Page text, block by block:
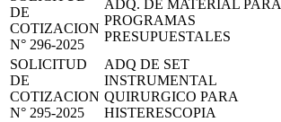
DE
COTIZACION
N° 296-2025
ADQ. DE MATERIAL PARA
PROGRAMAS
PRESUPUESTALES
SOLICITUD
DE
COTIZACION
N° 295-2025
ADQ DE SET
INSTRUMENTAL
QUIRURGICO PARA
HISTERESCOPIA